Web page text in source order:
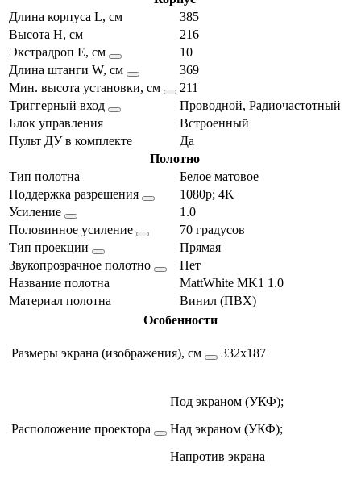
Длина корпуса L, см
385
Высота H, см
216
Экстрадроп E, см
10
Длина штанги W, см
369
Мин. высота установки, см
211
Триггерный вход
Проводной, Радиочастотный
Блок управления
Встроенный
Пульт ДУ в комплекте
Да
Полотно
Тип полотна
Белое матовое
Поддержка разрешения
1080p; 4K
Усиление
1.0
Половинное усиление
70 градусов
Тип проекции
Прямая
Звукопрозрачное полотно
Нет
Название полотна
MattWhite MK1 1.0
Материал полотна
Винил (ПВХ)
Особенности
Размеры экрана (изображения), см 332х187
Расположение проектора
Под экраном (УКФ);
Над экраном (УКФ);
Напротив экрана